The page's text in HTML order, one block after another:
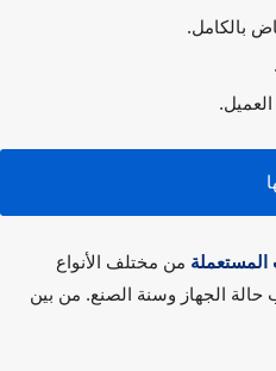
من مختلف الأنواع
الجهاز وسنة الصنع. من بين